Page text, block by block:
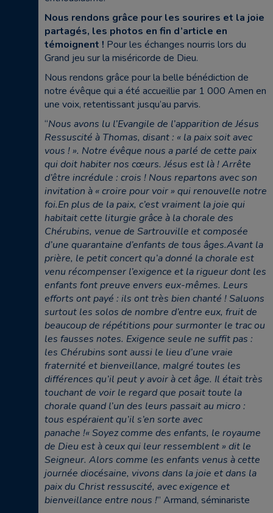
Nous rendons grâce pour les sourires et la joie
partagés, les photos en fin d’article en
témoignent ! Pour les échanges nourris lors du
Grand jeu sur la miséricorde de Dieu.
Nous rendons grâce pour la belle bénédiction de
notre évêque qui a été accueillie par 1 000 Amen en
une voix, retentissant jusqu’au parvis.
“Nous avons lu l’Evangile de l’apparition de Jésus
Ressuscité à Thomas, disant : « la paix soit avec
vous ! ». Notre évêque nous a parlé de cette paix
qui doit habiter nos cœurs. Jésus est là ! Arrête
d’être incrédule : crois ! Nous repartons avec son
invitation à « croire pour voir » qui renouvelle notre
foi.En plus de la paix, c’est vraiment la joie qui
habitait cette liturgie grâce à la chorale des
Chérubins, venue de Sartrouville et composée
d’une quarantaine d’enfants de tous âges.Avant la
prière, le petit concert qu’a donné la chorale est
venu récompenser l’exigence et la rigueur dont les
enfants font preuve envers eux-mêmes. Leurs
efforts ont payé : ils ont très bien chanté ! Saluons
surtout les solos de nombre d’entre eux, fruit de
beaucoup de répétitions pour surmonter le trac ou
les fausses notes. Exigence seule ne suffit pas :
les Chérubins sont aussi le lieu d’une vraie
fraternité et bienveillance, malgré toutes les
différences qu’il peut y avoir à cet âge. Il était très
touchant de voir le regard que posait toute la
chorale quand l’un des leurs passait au micro :
tous espéraient qu’il s’en sorte avec
panache !« Soyez comme des enfants, le royaume
de Dieu est à ceux qui leur ressemblent » dit le
Seigneur. Alors comme les enfants venus à cette
journée diocésaine, vivons dans la joie et dans la
paix du Christ ressuscité, avec exigence et
bienveillance entre nous !” Armand, séminariste